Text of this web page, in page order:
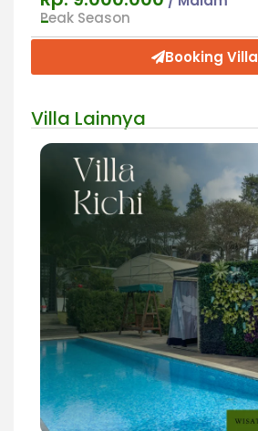
Peak Season
-
Booking Villa
Villa Lainnya